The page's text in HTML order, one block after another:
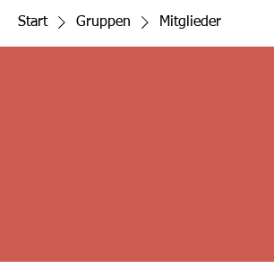
Start Gruppen Mitglieder